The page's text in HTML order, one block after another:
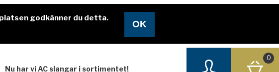
godkänner du detta.
Nu har vi AC slangar i sortimentet!
0